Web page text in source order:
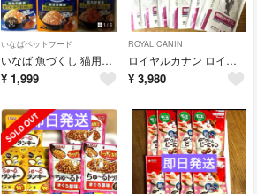
いなばペットフード
いなば 魚づくし 猫用ウエットフード 詰め合わせ 3種類 24袋
¥ 1,999
ROYAL CANIN
ロイヤルカナン ロイヤルカナン 腎臓サポートチキンテイスト 12袋
¥ 3,980